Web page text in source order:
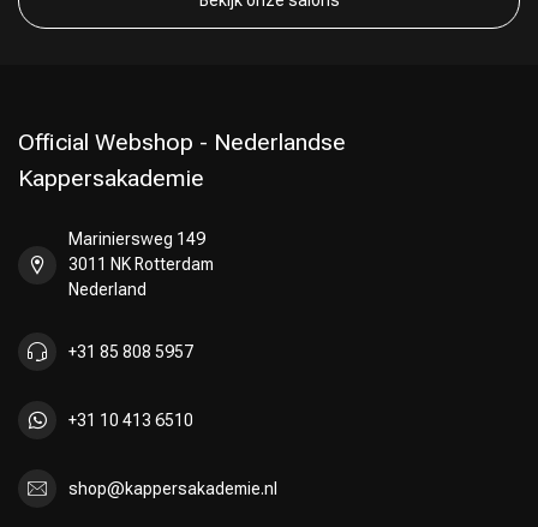
Official Webshop - Nederlandse
Kappersakademie
Mariniersweg 149
3011 NK Rotterdam
Nederland
+31 85 808 5957
+31 10 413 6510
shop@kappersakademie.nl